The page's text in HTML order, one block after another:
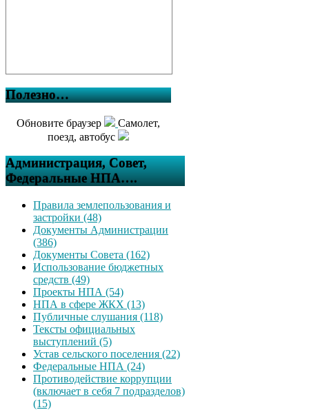
Полезно…
Обновите браузер
Самолет,
поезд, автобус
Администрация, Совет,
Федеральные НПА….
Правила землепользования и
застройки (48)
Документы Администрации
(386)
Документы Совета (162)
Использование бюджетных
средств (49)
Проекты НПА (54)
НПА в сфере ЖКХ (13)
Публичные слушания (118)
Тексты официальных
выступлений (5)
Устав сельского поселения (22)
Федеральные НПА (24)
Противодействие коррупции
(включает в себя 7 подразделов)
(15)